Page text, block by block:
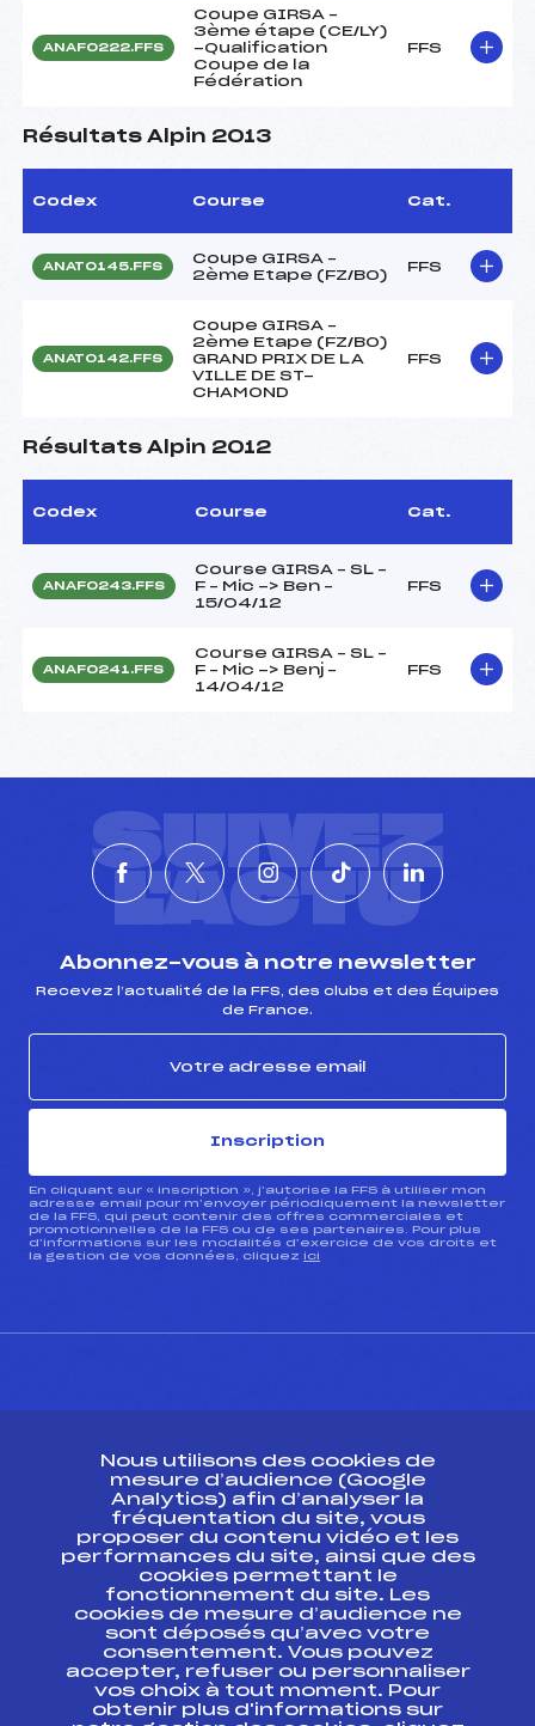
ANAF0222.FFS
Coupe GIRSA –
3ème étape (CE/LY)
-Qualification
Coupe de la
Fédération
FFS
Résultats Alpin 2013
Codex Course Cat.
ANAT0145.FFS
Coupe GIRSA –
2ème Etape (FZ/BO)
FFS
ANAT0142.FFS
Coupe GIRSA –
2ème Etape (FZ/BO)
GRAND PRIX DE LA
VILLE DE ST-
CHAMOND
FFS
Résultats Alpin 2012
Codex Course Cat.
ANAF0243.FFS
Course GIRSA – SL –
F – Mic -> Ben –
15/04/12
FFS
ANAF0241.FFS
Course GIRSA – SL –
F – Mic -> Benj –
14/04/12
FFS
SUIVEZ
L'ACTU
Abonnez-vous à notre newsletter
Recevez l’actualité de la FFS, des clubs et des Équipes
de France.
Inscription
En cliquant sur « inscription », j’autorise la FFS à utiliser mon
adresse email pour m’envoyer périodiquement la newsletter
de la FFS, qui peut contenir des offres commerciales et
promotionnelles de la FFS ou de ses partenaires. Pour plus
d’informations sur les modalités d’exercice de vos droits et
la gestion de vos données, cliquez ici
ESPACE PRESSE
Ressources
Pass’Neige
Projet sportif fédéral
Projet de performance fédéral
Antidopage
Pôle Développement, Formation, Suivi
Scientifique
Listes ministérielles
Nous utilisons des cookies de
mesure d’audience (Google
Analytics) afin d’analyser la
fréquentation du site, vous
proposer du contenu vidéo et les
performances du site, ainsi que des
cookies permettant le
fonctionnement du site. Les
cookies de mesure d’audience ne
sont déposés qu’avec votre
consentement. Vous pouvez
accepter, refuser ou personnaliser
vos choix à tout moment. Pour
obtenir plus d'informations sur